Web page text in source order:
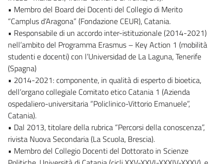
• Membro del Board dei Docenti del Collegio di Merito
“Camplus d’Aragona” (Fondazione CEUR), Catania.
• Responsabile di un accordo inter-istituzionale (2014-2021)
nell’ambito del Programma Erasmus – Key Action 1 (mobilità
studenti e docenti) con l’Universidad de La Laguna, Tenerife
(Spagna)
• 2014-2021: componente, in qualità di esperto di bioetica,
dell’organo collegiale Comitato etico Catania 1 (Azienda
ospedaliero-universitaria “Policlinico-Vittorio Emanuele”,
Catania).
• Dal 2013, titolare della rubrica “Percorsi della conoscenza”,
rivista Nuova Secondaria (La Scuola, Brescia).
• Membro del Collegio Docenti del Dottorato in Scienze